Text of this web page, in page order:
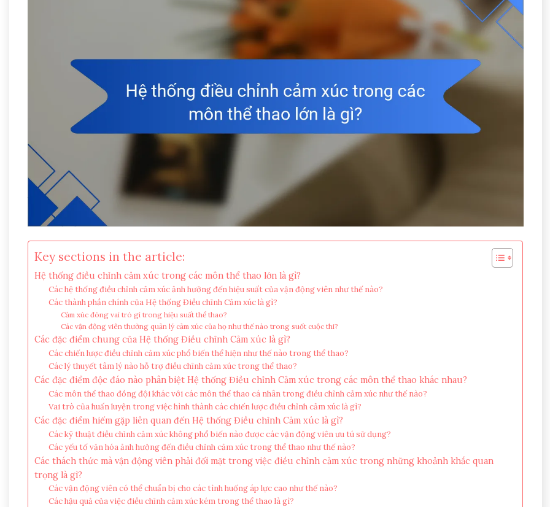
Key sections in the article:
Hệ thống điều chỉnh cảm xúc trong các môn thể thao lớn là gì?
Các hệ thống điều chỉnh cảm xúc ảnh hưởng đến hiệu suất của vận động viên như thế nào?
Các thành phần chính của Hệ thống Điều chỉnh Cảm xúc là gì?
Cảm xúc đóng vai trò gì trong hiệu suất thể thao?
Các vận động viên thường quản lý cảm xúc của họ như thế nào trong suốt cuộc thi?
Các đặc điểm chung của Hệ thống Điều chỉnh Cảm xúc là gì?
Các chiến lược điều chỉnh cảm xúc phổ biến thể hiện như thế nào trong thể thao?
Các lý thuyết tâm lý nào hỗ trợ điều chỉnh cảm xúc trong thể thao?
Các đặc điểm độc đáo nào phân biệt Hệ thống Điều chỉnh Cảm xúc trong các môn thể thao khác nhau?
Các môn thể thao đồng đội khác với các môn thể thao cá nhân trong điều chỉnh cảm xúc như thế nào?
Vai trò của huấn luyện trong việc hình thành các chiến lược điều chỉnh cảm xúc là gì?
Các đặc điểm hiếm gặp liên quan đến Hệ thống Điều chỉnh Cảm xúc là gì?
Các kỹ thuật điều chỉnh cảm xúc không phổ biến nào được các vận động viên ưu tú sử dụng?
Các yếu tố văn hóa ảnh hưởng đến điều chỉnh cảm xúc trong thể thao như thế nào?
Các thách thức mà vận động viên phải đối mặt trong việc điều chỉnh cảm xúc trong những khoảnh khắc quan
trọng là gì?
Các vận động viên có thể chuẩn bị cho các tình huống áp lực cao như thế nào?
Các hậu quả của việc điều chỉnh cảm xúc kém trong thể thao là gì?